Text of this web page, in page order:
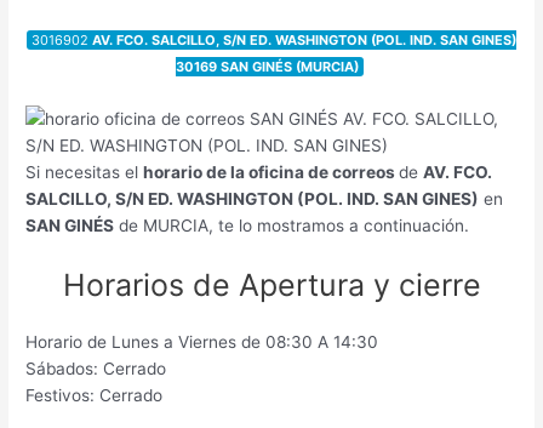
3016902 AV. FCO. SALCILLO, S/N ED. WASHINGTON (POL. IND. SAN GINES)
30169 SAN GINÉS (MURCIA)
Si necesitas elhorario de la oficina de correosdeAV. FCO.
SALCILLO, S/N ED. WASHINGTON (POL. IND. SAN GINES) en
SAN GINÉS de MURCIA, te lo mostramos a continuación.
Horarios de Apertura y cierre
Horario de Lunes a Viernes de 08:30 A 14:30
Sábados: Cerrado
Festivos: Cerrado